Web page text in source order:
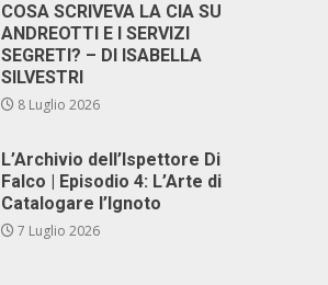
COSA SCRIVEVA LA CIA SU
ANDREOTTI E I SERVIZI
SEGRETI? – DI ISABELLA
SILVESTRI
8 Luglio 2026
L’Archivio dell’Ispettore Di
Falco | Episodio 4: L’Arte di
Catalogare l’Ignoto
7 Luglio 2026